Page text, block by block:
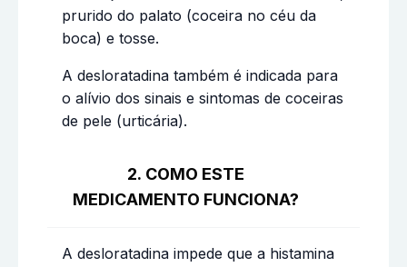
prurido do palato (coceira no céu da
boca) e tosse.
A desloratadina também é indicada para
o alívio dos sinais e sintomas de coceiras
de pele (urticária).
2. COMO ESTE
MEDICAMENTO FUNCIONA?
A desloratadina impede que a histamina